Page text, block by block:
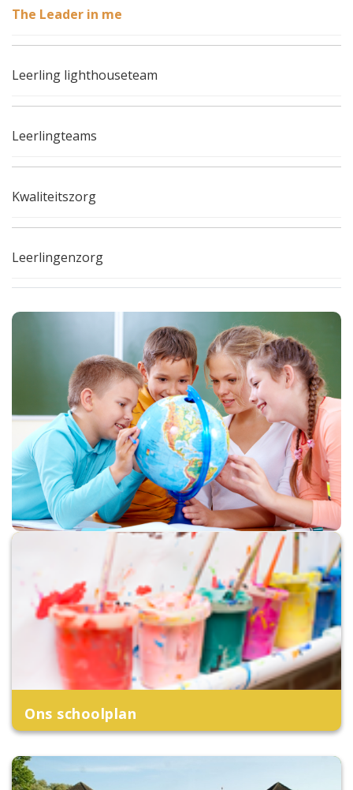
The Leader in me
Leerling lighthouseteam
Leerlingteams
Kwaliteitszorg
Leerlingenzorg
Ons schoolplan